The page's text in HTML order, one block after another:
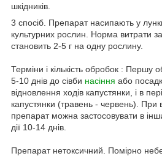
шкідників.
3 спосіб. Препарат насипають у
культурних рослин. Норма витрати
становить 2-5 г на одну рослину.
Терміни і кількість обробок : Першу
5-10 днів до сівби насіння або
відновлення ходів капустянки, і в
капустянки (травень - червень). При
препарат можна застосовувати в
дії 10-14 днів.
Препарат нетоксичний. Помірно